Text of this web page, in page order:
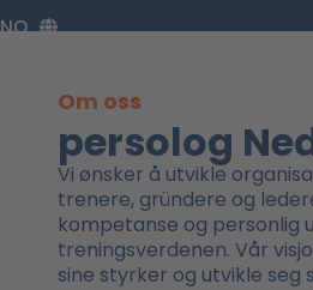
Inhalt
NO
Om oss
persolog
Vi ønsker å utvikle
trenere, gründere og
kompetanse og personlig
treningsverdenen. Vår
sine styrker og utvikle